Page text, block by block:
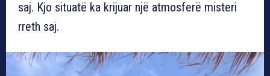
saj. Kjo situatë ka krijuar një atmosferë misteri
rreth saj.